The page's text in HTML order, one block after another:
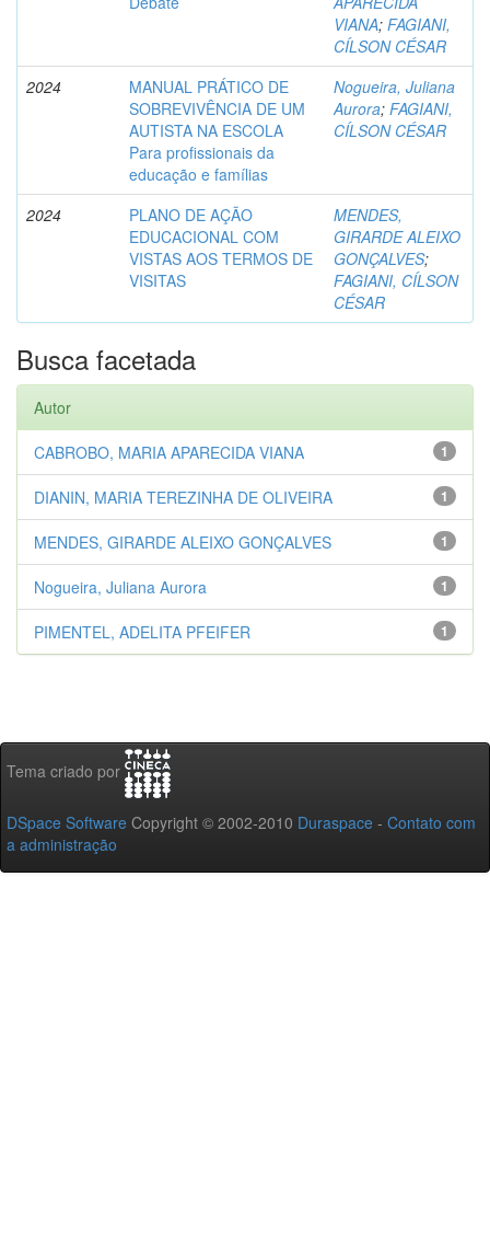
VIANA; FAGIANI,
CÍLSON CÉSAR
2024
MANUAL PRÁTICO DE
SOBREVIVÊNCIA DE UM
AUTISTA NA ESCOLA
Para profissionais da
educação e famílias
Nogueira, Juliana
Aurora; FAGIANI,
CÍLSON CÉSAR
2024
PLANO DE AÇÃO
EDUCACIONAL COM
VISTAS AOS TERMOS DE
VISITAS
MENDES,
GIRARDE ALEIXO
GONÇALVES;
FAGIANI, CÍLSON
CÉSAR
Busca facetada
Autor
1
CABROBO, MARIA APARECIDA VIANA
1
DIANIN, MARIA TEREZINHA DE OLIVEIRA
1
MENDES, GIRARDE ALEIXO GONÇALVES
1
Nogueira, Juliana Aurora
1
PIMENTEL, ADELITA PFEIFER
Tema criado por
DSpace Software Copyright © 2002-2010 Duraspace - Contato com
a administração